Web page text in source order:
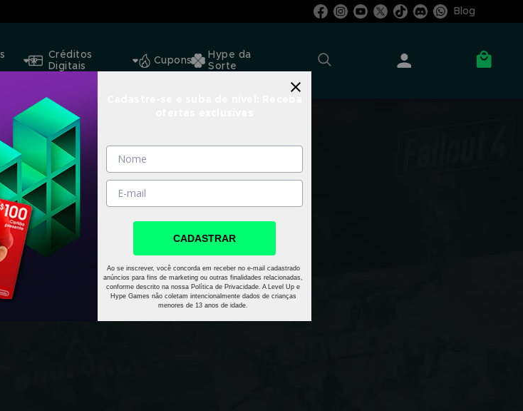
Blog
Créditos
Digitais
Cupons
Hype da
Sorte
CADASTRAR
Ao se inscrever, você concorda em receber no e-mail cadastrado
anúncios para fins de marketing ou outras finalidades relacionadas,
conforme descrito na nossa Política de Privacidade. A Level Up e
Hype Games não coletam intencionalmente dados de crianças
menores de 13 anos de idade.